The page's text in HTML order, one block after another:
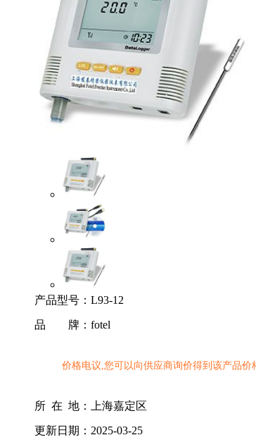
产品型号： L93-12
品 牌： fotel
价格电议,您可以向供应商询价得到该产品价
所 在 地： 上海嘉定区
更新日期： 2025-03-25